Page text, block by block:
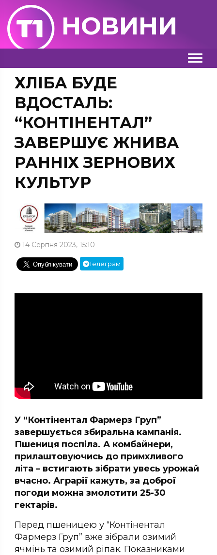
НОВИНИ
ХЛІБА БУДЕ
ВДОСТАЛЬ:
“КОНТІНЕНТАЛ”
ЗАВЕРШУЄ ЖНИВА
РАННІХ ЗЕРНОВИХ
КУЛЬТУР
14 Серпня 2023, 15:10
Телеграм
У “Контінентал Фармерз Груп”
завершується збиральна кампанія.
Пшениця поспіла. А комбайнери,
прилаштовуючись до примхливого
літа – встигають зібрати увесь урожай
вчасно. Аграрії кажуть, за доброї
погоди можна змолотити 25-30
гектарів.
Перед пшеницею у “Контінентал
Фармерз Груп” вже зібрали озимий
ячмінь та озимий ріпак. Показниками